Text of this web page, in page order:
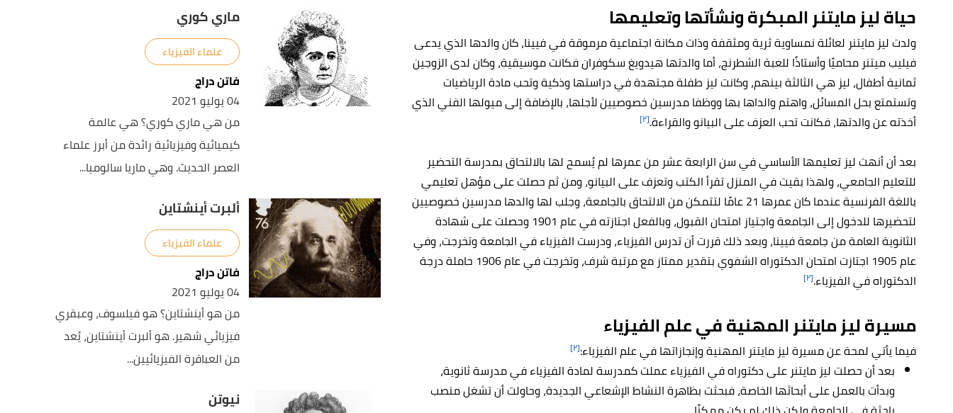
حياةليز مايتنر المبكرة ونشأتها وتعليمها
ولدت ليز مايتنر لعائلة نمساوية ثرية ومثقفة وذات مكانة اجتماعية مرموقة في فيينا، كان والدها الذي يدعى
فيليب ميتنر محاميًا وأستاذًا للعبة الشطرنج، أما والدتها هيدويغ سكوفران فكانت موسيقية، وكان لدى الزوجين
ثمانية أطفال، ليز هي الثالثة بينهم، وكانت ليز طفلة مجتهدة في دراستها وذكية وتحب مادة الرياضيات
وتستمتع بحل المسائل، واهتم والداها بها ووظفا مدرسين خصوصيين لأجلها، بالإضافة إلى ميولها الفني الذي
أخذته عن والدتها، فكانت تحب العزف على البيانو والقراءة.[٢]
بعد أن أنهت ليز تعليمها الأساسي في سن الرابعة عشر من عمرها لم يُسمح لها بالالتحاق بمدرسة التحضير
للتعليم الجامعي، ولهذا بقيت في المنزل تقرأ الكتب وتعزف على البيانو، ومن ثم حصلت على مؤهل تعليمي
باللغة الفرنسية عندما كان عمرها 21 عامًا لتتمكن من الالتحاق بالجامعة، وجلب لها والدها مدرسين خصوصيين
لتحضيرها للدخول إلى الجامعة واجتياز امتحان القبول، وبالفعل اجتازته في عام 1901 وحصلت على شهادة
الثانوية العامة من جامعة فيينا، وبعد ذلك قررت أن تدرس الفيزياء، ودرست الفيزياء في الجامعة وتخرجت، وفي
عام 1905 اجتازت امتحان الدكتوراه الشفوي بتقدير ممتاز مع مرتبة شرف، وتخرجت في عام 1906 حاملة درجة
الدكتوراه في الفيزياء.[٢]
مسيرة ليز مايتنر المهنية في علم الفيزياء
فيما يأتي لمحة عن مسيرة ليز مايتنر المهنية وإنجازاتها في علم الفيزياء:[٢]
بعد أن حصلت ليز مايتنر على دكتوراه في الفيزياء عملت كمدرسة لمادة الفيزياء في مدرسة ثانوية،
وبدأت بالعمل على أبحاثها الخاصة، فبحثت بظاهرة النشاط الإشعاعي الجديدة، وحاولت أن تشغل منصب
ماري كوري
علماء الفيزياء
فاتن دراج
04 يوليو 2021
من هي ماري كوري؟ هي عالمة
كيميائية وفيزيائية رائدة من أبرز علماء
العصر الحديث. وهي ماريا سالوميا...
ألبرت أينشتاين
علماء الفيزياء
فاتن دراج
04 يوليو 2021
من هو أينشتاين؟ هو فيلسوف، وعبقري
فيزيائي شهير. هو ألبرت أينشتاين، يُعد
من العباقرة الفيزيائيين...
نيوتن